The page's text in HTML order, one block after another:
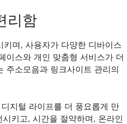
리함
며, 사용자가 다양한 디바이스
이스와 개인 맞춤형 서비스가 더
주소모음과 링크사이트 관리의
지털 라이프를 더 풍요롭게 만
키고, 시간을 절약하며, 온라인